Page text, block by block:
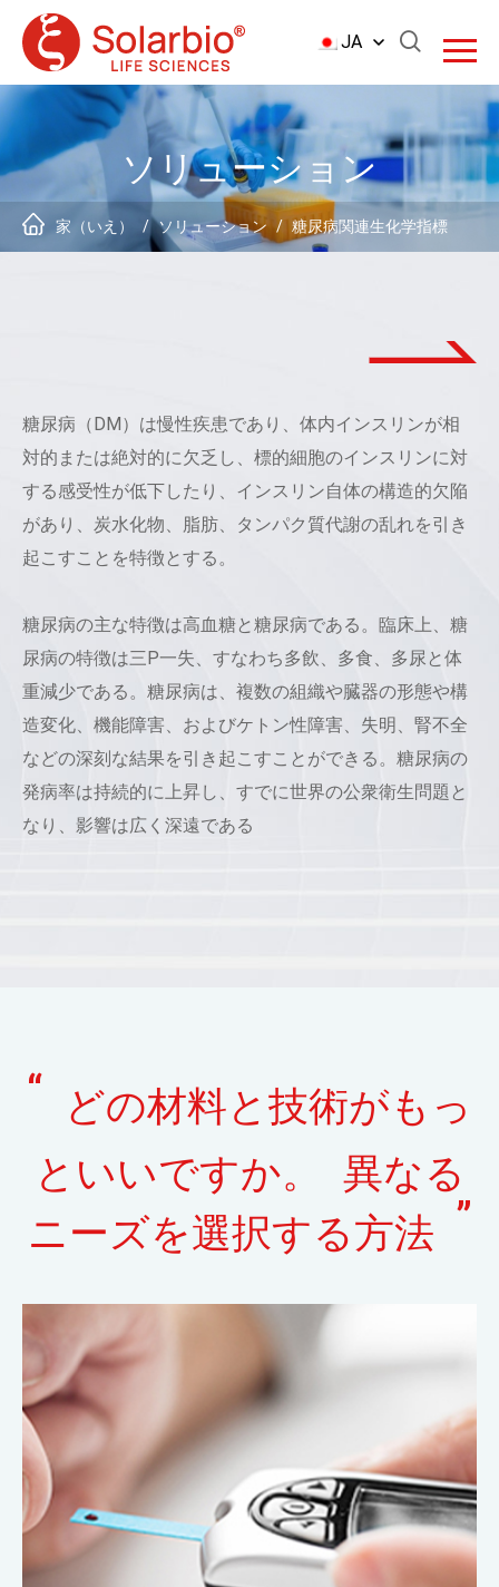
JA
ソリューション
家（いえ） / ソリューション / 糖尿病関連生化学指標
糖尿病（DM）は慢性疾患であり、体内インスリンが相
対的または絶対的に欠乏し、標的細胞のインスリンに対
する感受性が低下したり、インスリン自体の構造的欠陥
があり、炭水化物、脂肪、タンパク質代謝の乱れを引き
起こすことを特徴とする。
糖尿病の主な特徴は高血糖と糖尿病である。臨床上、糖
尿病の特徴は三P一失、すなわち多飲、多食、多尿と体
重減少である。糖尿病は、複数の組織や臓器の形態や構
造変化、機能障害、およびケトン性障害、失明、腎不全
などの深刻な結果を引き起こすことができる。糖尿病の
発病率は持続的に上昇し、すでに世界の公衆衛生問題と
なり、影響は広く深遠である
“ どの材料と技術がもっ
といいですか。 異なる
ニーズを選択する方法 ”